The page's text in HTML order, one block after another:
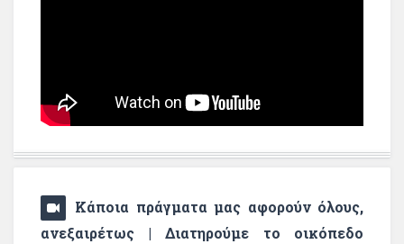
Κάποια πράγματα μας αφορούν όλους,
ανεξαιρέτως | Διατηρούμε το οικόπεδο